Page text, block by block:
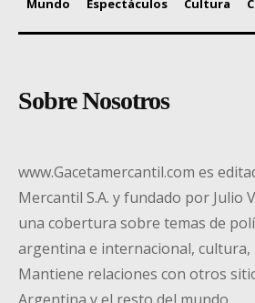
Mundo Espectáculos Cultura
Sobre Nosotros
www.Gacetamercantil.com es
Mercantil S.A. y fundado por Julio
una cobertura sobre temas de
argentina e internacional, cultura,
Mantiene relaciones con otros